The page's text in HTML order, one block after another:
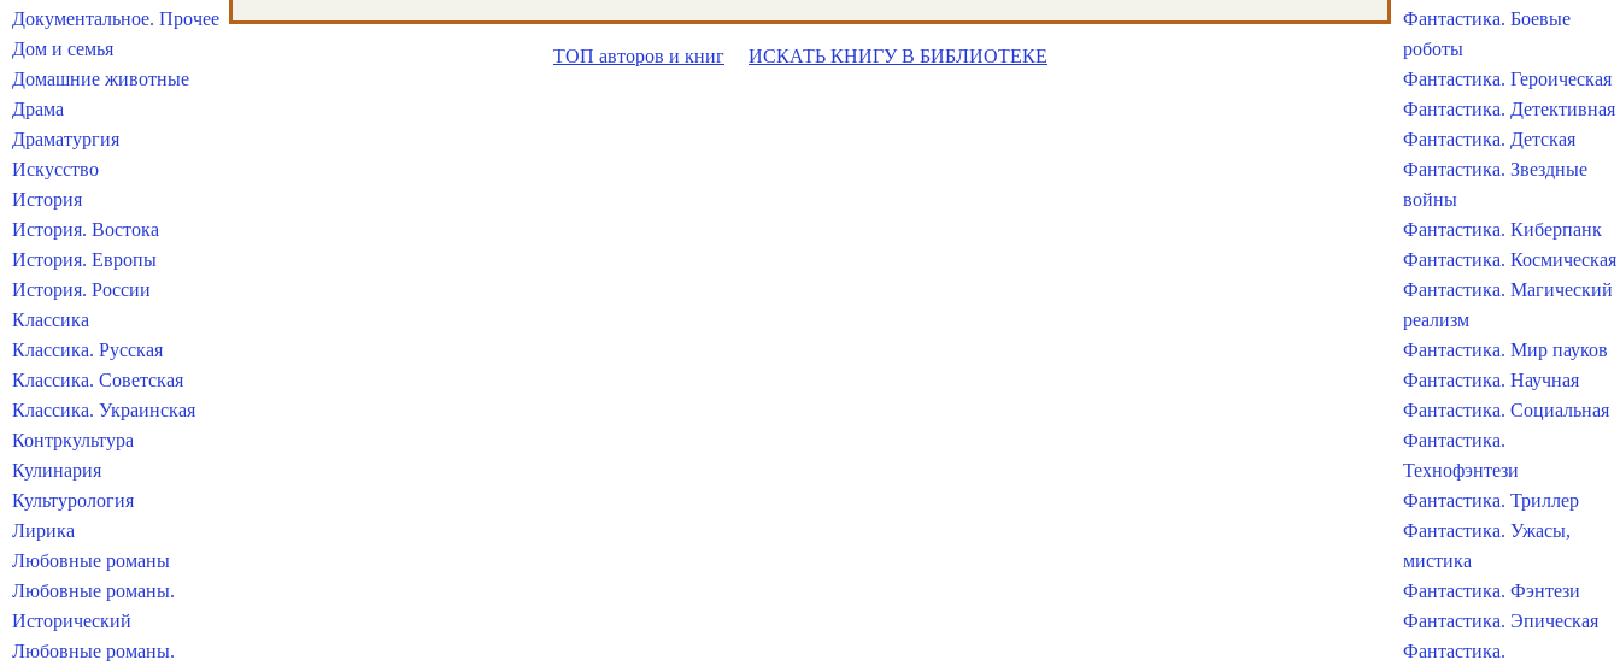
ТОП авторов и книг ИСКАТЬ КНИГУ В БИБЛИОТЕКЕ
Документальное. Прочее
Дом и семья
Домашние животные
Драма
Драматургия
Искусство
История
История. Востока
История. Европы
История. России
Классика
Классика. Русская
Классика. Советская
Классика. Украинская
Контркультура
Кулинария
Культурология
Лирика
Любовные романы
Любовные романы.
Исторический
Любовные романы.
Фантастика. Боевые
роботы
Фантастика. Героическая
Фантастика. Детективная
Фантастика. Детская
Фантастика. Звездные
войны
Фантастика. Киберпанк
Фантастика. Космическая
Фантастика. Магический
реализм
Фантастика. Мир пауков
Фантастика. Научная
Фантастика. Социальная
Фантастика.
Технофэнтези
Фантастика. Триллер
Фантастика. Ужасы,
мистика
Фантастика. Фэнтези
Фантастика. Эпическая
Фантастика.